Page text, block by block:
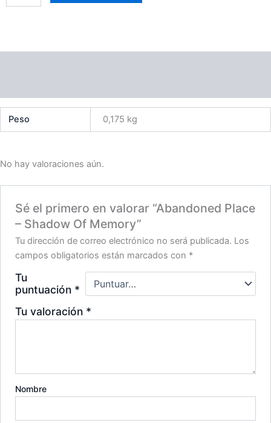
Of
Peso 0,175 kg
No hay valoraciones aún.
Sé el primero en valorar “Abandoned Place
– Shadow Of Memory”
Tu dirección de correo electrónico no será publicada. Los
campos obligatorios están marcados con *
Tu
puntuación *
Tu valoración *
Nombre